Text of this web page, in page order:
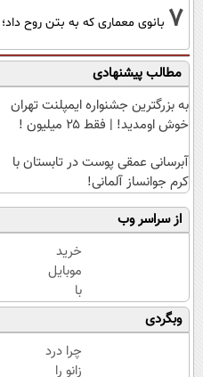
7 بانوی معماری که به بتن روح داد؛
مطالب پیشنهادی
به بزرگترین جشنواره ایمپلنت تهران
خوش اومدید! | فقط ۲۵ میلیون !
آبرسانی عمقی پوست در تابستان با
کرم جوانساز آلمانی!
از سراسر وب
خرید
موبایل
با
اسنپ
پی | در
۴
قسط
وبگردی
چرا درد
زانو را